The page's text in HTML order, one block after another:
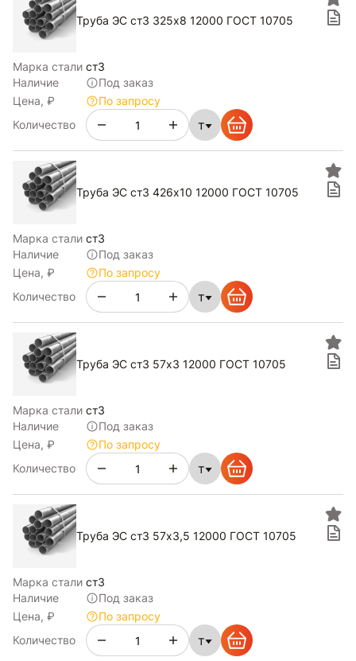
Труба ЭС ст3 325х8 12000 ГОСТ 10705
Марка стали ст3
Наличие
Под заказ
Цена, ₽
По запросу
Количество
т
Труба ЭС ст3 426х10 12000 ГОСТ 10705
Марка стали ст3
Наличие
Под заказ
Цена, ₽
По запросу
Количество
т
Труба ЭС ст3 57х3 12000 ГОСТ 10705
Марка стали ст3
Наличие
Под заказ
Цена, ₽
По запросу
Количество
т
Труба ЭС ст3 57х3,5 12000 ГОСТ 10705
Марка стали ст3
Наличие
Под заказ
Цена, ₽
По запросу
Количество
т